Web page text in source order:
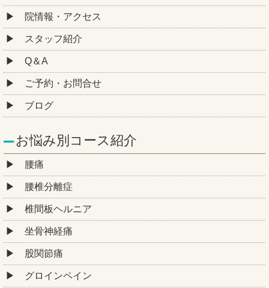
院情報・アクセス
スタッフ紹介
Q＆A
ご予約・お問合せ
ブログ
お悩み別コース紹介
腰痛
腰椎分離症
椎間板ヘルニア
坐骨神経痛
股関節痛
グロインペイン